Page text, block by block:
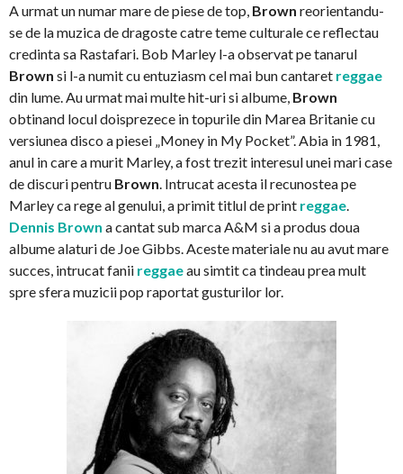
A urmat un numar mare de piese de top, Brown reorientandu-
se de la muzica de dragoste catre teme culturale ce reflectau
credinta sa Rastafari. Bob Marley l-a observat pe tanarul
Brown si l-a numit cu entuziasm cel mai bun cantaret reggae
din lume. Au urmat mai multe hit-uri si albume, Brown
obtinand locul doisprezece in topurile din Marea Britanie cu
versiunea disco a piesei „Money in My Pocket”. Abia in 1981,
anul in care a murit Marley, a fost trezit interesul unei mari case
de discuri pentru Brown . Intrucat acesta il recunostea pe
Marley ca rege al genului, a primit titlul de print reggae
Dennis Brown a cantat sub marca A&M si a produs doua
albume alaturi de Joe Gibbs. Aceste materiale nu au avut mare
succes, intrucat fanii reggaeau simtit ca tindeau prea mult
spre sfera muzicii pop raportat gusturilor lor.